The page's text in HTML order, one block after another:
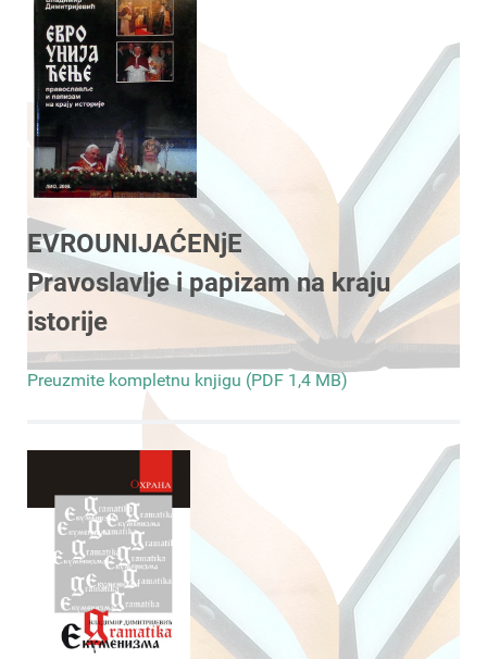
EVROUNIJAĆENjE
Pravoslavlje i papizam na kraju
istorije
Preuzmite kompletnu knjigu (PDF 1,4 MB)